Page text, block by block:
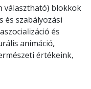
választható) blokkok
és szabályozási
és
animáció,
értékeink,